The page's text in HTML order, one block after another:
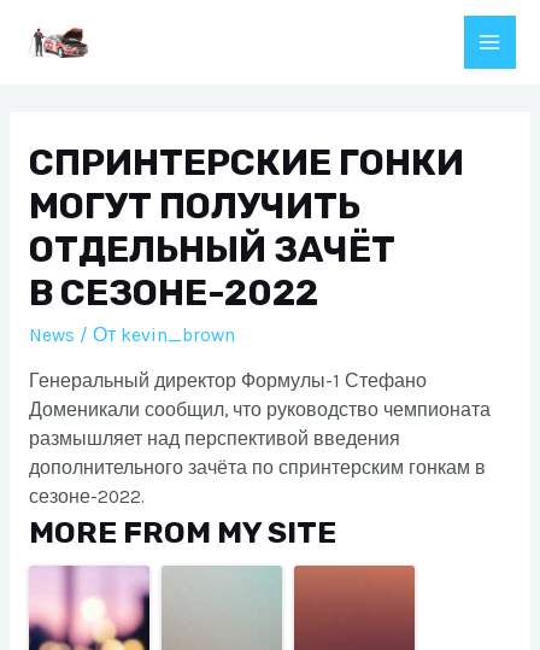
Main
СПРИНТЕРСКИЕ ГОНКИ
МОГУТ ПОЛУЧИТЬ
ОТДЕЛЬНЫЙ ЗАЧЁТ
В СЕЗОНЕ-2022
News / От kevin_brown
Генеральный директор Формулы-1 Стефано
Доменикали сообщил, что руководство чемпионата
размышляет над перспективой введения
дополнительного зачёта по спринтерским гонкам в
сезоне-2022.
MORE FROM MY SITE